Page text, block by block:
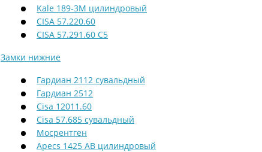
Kale 189-3M цилиндровый
CISA 57.220.60
CISA 57.291.60 C5
Замки нижние
Гардиан 2112 сувальдный
Гардиан 2512
Cisa 12011.60
Cisa 57.685 сувальдный
Мосрентген
Apecs 1425 AB цилиндровый